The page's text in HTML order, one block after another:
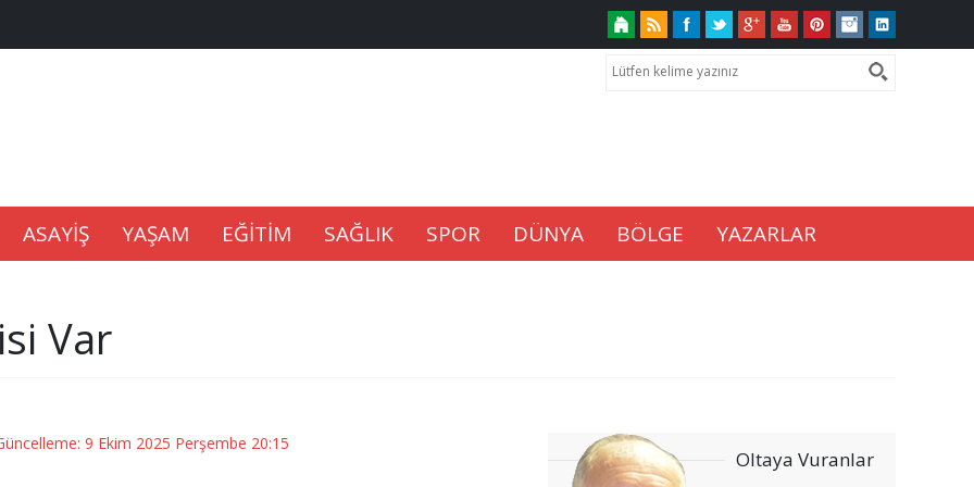
Geliyor
ASAYİŞ YAŞAM EĞİTİM SAĞLIK SPOR DÜNYA BÖLGE YAZARLAR
Var
9 Ekim 2025 Perşembe 20:15
Oltaya Vuranlar